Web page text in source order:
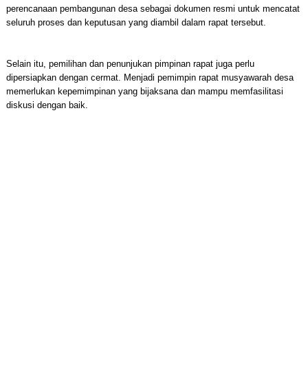
perencanaan pembangunan desa sebagai dokumen resmi untuk mencatat
seluruh proses dan keputusan yang diambil dalam rapat tersebut.
Selain itu, pemilihan dan penunjukan pimpinan rapat juga perlu
dipersiapkan dengan cermat. Menjadi pemimpin rapat musyawarah desa
memerlukan kepemimpinan yang bijaksana dan mampu memfasilitasi
diskusi dengan baik.